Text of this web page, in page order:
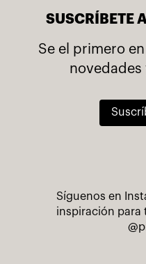
SUSCRÍBETE
Se el primero
Síguenos en
inspiración para